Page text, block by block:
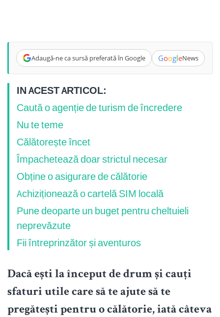
Adaugă-ne ca sursă preferată în Google GoogleNews
IN ACEST ARTICOL:
Caută o agenție de turism de încredere
Nu te teme
Călătorește încet
Împachetează doar strictul necesar
Obține o asigurare de călătorie
Achiziționează o cartelă SIM locală
Pune deoparte un buget pentru cheltuieli
neprevăzute
Fii întreprinzător și aventuros
Dacă ești la început de drum și cauți
sfaturi utile care să te ajute să te
pregătești pentru o călătorie, iată câteva